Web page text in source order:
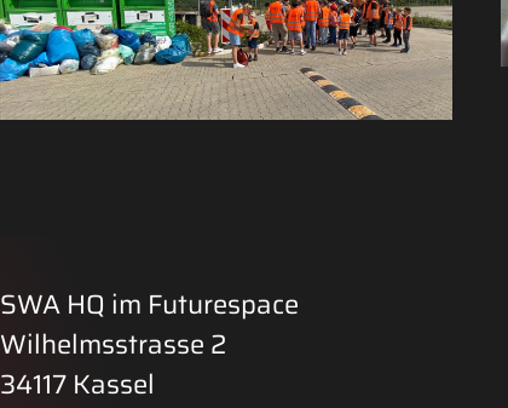
SWA HQ im Futurespace
Wilhelmsstrasse 2
34117 Kassel